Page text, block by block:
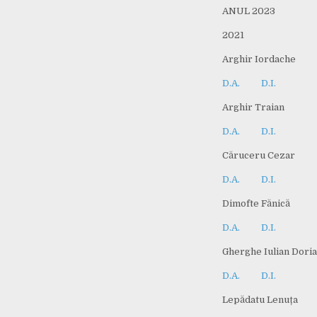
ANUL 2023
2021
Arghir Iordache
D.A. D.I.
Arghir Traian
D.A. D.I.
Căruceru Cezar
D.A. D.I.
Dimofte Fănică
D.A. D.I.
Gherghe Iulian
D.A. D.I.
Lepădatu Lenuța